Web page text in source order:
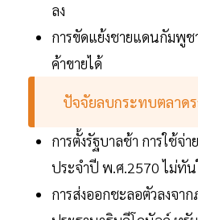
ลง
การขัดแย้งชายแดนกัมพูช
ค้าขายได้
ปัจจัยลบกระทบตลาด
การตั้งรัฐบาลช้า การใช้จ่
ประจำปี พ.ศ.2570 ไม่ทั
การส่งออกชะลอตัวลงจา